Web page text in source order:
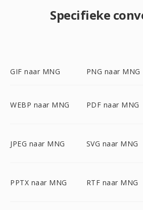
Specifieke
GIF naar MNG PNG naar MNG
WEBP naar MNG PDF naar MNG
JPEG naar MNG SVG naar MNG
PPTX naar MNG RTF naar MNG